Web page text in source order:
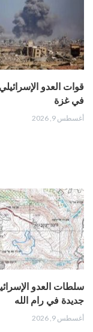
قوات العدو
في غزة
أغسطس 9, 2026
جديدة في رام الله
أغسطس 9, 2026